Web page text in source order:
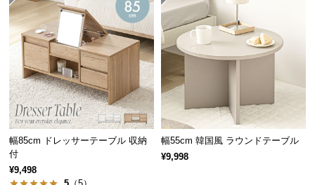
規
約
に
い
て
お
客
様
高さ 約55㎝
幅85cm ドレッサーテーブル 収納
付
¥9,498
幅55cm 韓国風 ラウンドテーブル
¥9,998